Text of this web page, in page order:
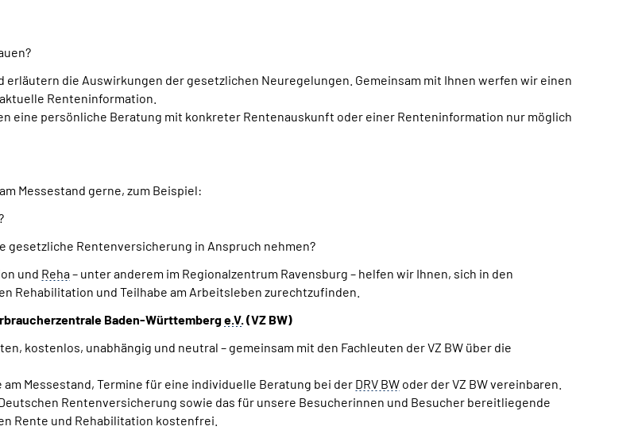
die Auswirkungen der gesetzlichen Neuregelungen. Gemeinsam mit Ihnen werfen wir einen
Renteninformation.
eine persönliche Beratung mit konkreter Rentenauskunft oder einer Renteninformation nur möglich
Messestand gerne, zum Beispiel:
gesetzliche Rentenversicherung in Anspruch nehmen?
und Reha– unter anderem im Regionalzentrum Ravensburg – helfen wir Ihnen, sich in den
Rehabilitation und Teilhabe am Arbeitsleben zurechtzufinden.
Baden-Württemberge.V.(VZ BW)
kostenlos, unabhängig und neutral – gemeinsam mit den Fachleuten der VZ BW über die
Messestand, Termine für eine individuelle Beratung bei der DRV BW oder der VZ BW vereinbaren.
Rentenversicherung sowie das für unsere Besucherinnen und Besucher bereitliegende
Rente und Rehabilitation kostenfrei.